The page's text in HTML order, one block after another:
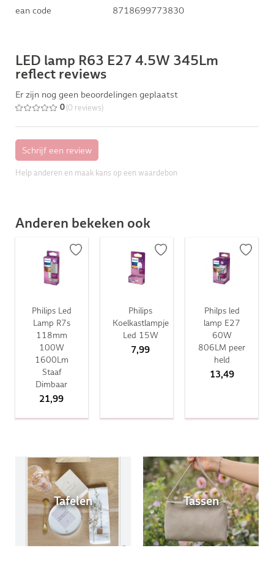
ean code
8718699773830
LED lamp R63 E27 4.5W 345Lm
reflect reviews
Er zijn nog geen beoordelingen geplaatst
0 (0 reviews)
Help anderen en maak kans op een waardebon
Anderen bekeken ook
Philips Led
Lamp R7s
118mm
100W
1600Lm
Staaf
Dimbaar
21,99
Philips
Koelkastlampje
Led 15W
7,99
Philps led
lamp E27
60W
806LM peer
held
13,49
Tafelen Tassen